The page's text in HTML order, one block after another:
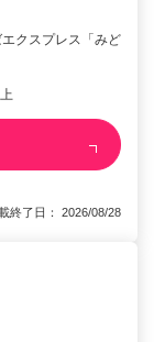
クスプレス「みど
了日： 2026/08/28